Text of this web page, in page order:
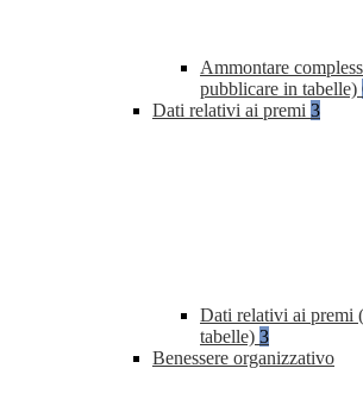
Ammontare
pubblicare in tabelle)
Dati relativi ai premi 3
Dati relativi ai premi
tabelle) 3
Benessere organizzativo